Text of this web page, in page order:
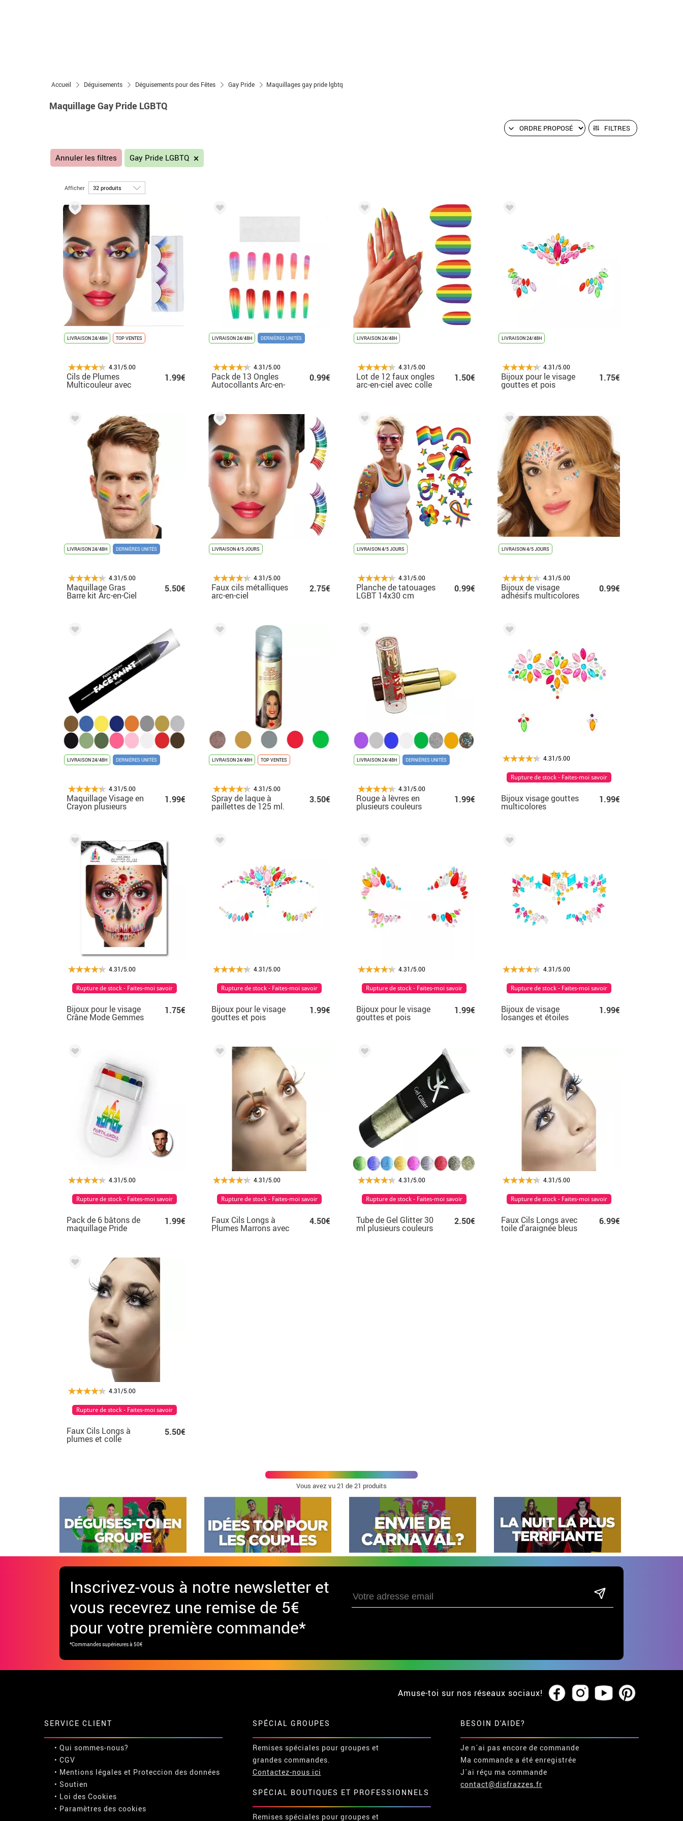
Accueil Déguisements Déguisements pour des Fêtes Gay Pride Maquillages gay pride lgbtq
Maquillage Gay Pride LGBTQ
FILTRES
Annuler les filtres Gay Pride LGBTQ
Afficher
LIVRAISON 24/48H TOP VENTES
4.31/5.00
Cils de Plumes
Multicouleur avec
1.99€
LIVRAISON 24/48H DERNIÈRES UNITÉS
4.31/5.00
Pack de 13 Ongles
Autocollants Arc-en-
0.99€
LIVRAISON 24/48H
4.31/5.00
Lot de 12 faux ongles
arc-en-ciel avec colle
1.50€
LIVRAISON 24/48H
4.31/5.00
Bijoux pour le visage
gouttes et pois
multicolores
1.75€
LIVRAISON 24/48H DERNIÈRES UNITÉS
4.31/5.00
Maquillage Gras
Barre kit Arc-en-Ciel
5.50€
LIVRAISON 4/5 JOURS
4.31/5.00
Faux cils métalliques
arc-en-ciel
2.75€
LIVRAISON 4/5 JOURS
4.31/5.00
Planche de tatouages
LGBT 14x30 cm
0.99€
LIVRAISON 4/5 JOURS
4.31/5.00
Bijoux de visage
adhésifs multicolores
0.99€
LIVRAISON 24/48H DERNIÈRES UNITÉS
4.31/5.00
Maquillage Visage en
Crayon plusieurs
couleurs 3,5 g
1.99€
LIVRAISON 24/48H TOP VENTES
4.31/5.00
Spray de laque à
paillettes de 125 ml.
Plusieurs coloris
3.50€
LIVRAISON 24/48H DERNIÈRES UNITÉS
4.31/5.00
Rouge à lèvres en
plusieurs couleurs
1.99€
4.31/5.00
Bijoux visage gouttes
multicolores
1.99€
Rupture de stock - Faites-moi savoir
4.31/5.00
Bijoux pour le visage
Crâne Mode Gemmes
1.75€
Rupture de stock - Faites-moi savoir
4.31/5.00
Bijoux pour le visage
gouttes et pois
multicolores
1.99€
Rupture de stock - Faites-moi savoir
4.31/5.00
Bijoux pour le visage
gouttes et pois
multicolores
1.99€
Rupture de stock - Faites-moi savoir
4.31/5.00
Bijoux de visage
losanges et étoiles
multicolores
1.99€
Rupture de stock - Faites-moi savoir
4.31/5.00
Pack de 6 bâtons de
maquillage Pride
dans un étui Fx
1.99€
Rupture de stock - Faites-moi savoir
4.31/5.00
Faux Cils Longs à
Plumes Marrons avec
4.50€
Rupture de stock - Faites-moi savoir
4.31/5.00
Tube de Gel Glitter 30
ml plusieurs couleurs
2.50€
Rupture de stock - Faites-moi savoir
4.31/5.00
Faux Cils Longs avec
toile d'araignée bleus
6.99€
Rupture de stock - Faites-moi savoir
4.31/5.00
Faux Cils Longs à
plumes et colle
5.50€
Rupture de stock - Faites-moi savoir
Vous avez vu21 de 21 produits
Inscrivez-vous à notre newsletter et
vous recevrez une remise de 5€
pour votre première commande*
*Commandes supérieures à 50€
Amuse-toi sur nos réseaux sociaux!
SERVICE CLIENT
• Qui sommes-nous?
• CGV
• Mentions légales et Proteccion des données
• Soutien
• Loi des Cookies
• Paramètres des cookies
SPÉCIAL GROUPES
Remises spéciales pour groupes et
grandes commandes.
Contactez-nous ici
SPÉCIAL BOUTIQUES ET PROFESSIONNELS
Remises spéciales pour groupes et
BESOIN D'AIDE?
Je n´ai pas encore de commande
Ma commande a été enregistrée
J´ai réçu ma commande
contact@disfrazzes.fr